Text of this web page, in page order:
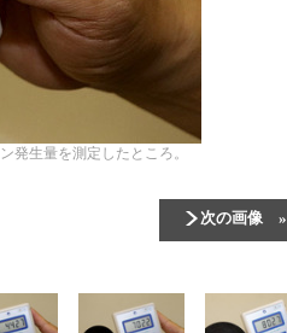
発生量を測定したところ。
次の画像